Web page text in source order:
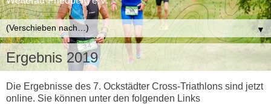
▼
Ergebnis 2019
Die Ergebnisse des 7. Ockstädter Cross-Triathlons sind jetzt
online. Sie können unter den folgenden Links